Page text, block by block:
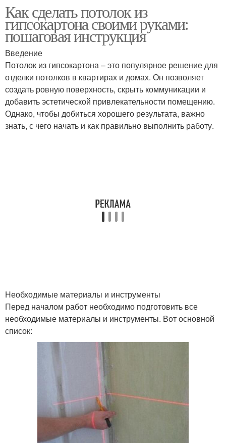
Как сделать потолок из
гипсокартона своими руками:
пошаговая инструкция
Введение
Потолок из гипсокартона – это популярное решение для
отделки потолков в квартирах и домах. Он позволяет
создать ровную поверхность, скрыть коммуникации и
добавить эстетической привлекательности помещению.
Однако, чтобы добиться хорошего результата, важно
знать, с чего начать и как правильно выполнить работу.
Необходимые материалы и инструменты
Перед началом работ необходимо подготовить все
необходимые материалы и инструменты. Вот основной
список: